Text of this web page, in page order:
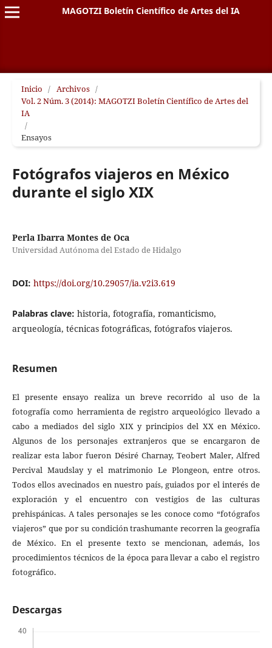
MAGOTZI Boletín Científico de Artes del IA
Inicio / Archivos /
Vol. 2 Núm. 3 (2014): MAGOTZI Boletín Científico de Artes del
IA
/
Ensayos
Fotógrafos viajeros en México
durante el siglo XIX
Perla Ibarra Montes de Oca
Universidad Autónoma del Estado de Hidalgo
DOI: https://doi.org/10.29057/ia.v2i3.619
Palabras clave: historia, fotografía, romanticismo,
arqueología, técnicas fotográficas, fotógrafos viajeros.
Resumen
El presente ensayo realiza un breve recorrido al uso de la
fotografía como herramienta de registro arqueológico llevado a
cabo a mediados del siglo XIX y principios del XX en México.
Algunos de los personajes extranjeros que se encargaron de
realizar esta labor fueron Désiré Charnay, Teobert Maler, Alfred
Percival Maudslay y el matrimonio Le Plongeon, entre otros.
Todos ellos avecinados en nuestro país, guiados por el interés de
exploración y el encuentro con vestigios de las culturas
prehispánicas. A tales personajes se les conoce como “fotógrafos
viajeros” que por su condición trashumante recorren la geografía
de México. En el presente texto se mencionan, además, los
procedimientos técnicos de la época para llevar a cabo el registro
fotográfico.
Descargas